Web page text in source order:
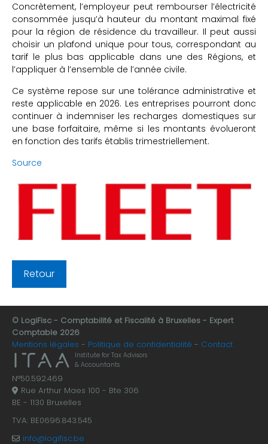
Concrètement, l’employeur peut rembourser l’électricité
consommée jusqu’à hauteur du montant maximal fixé
pour la région de résidence du travailleur. Il peut aussi
choisir un plafond unique pour tous, correspondant au
tarif le plus bas applicable dans une des Régions, et
l’appliquer à l’ensemble de l’année civile.
Ce système repose sur une tolérance administrative et
reste applicable en 2026. Les entreprises pourront donc
continuer à indemniser les recharges domestiques sur
une base forfaitaire, même si les montants évolueront
en fonction des tarifs établis trimestriellement.
Source
Retour
© LogiFisc - Comptabilité et Fiscalité à Bruxelles - Expert
Comptable 2026
Mentions légales
Politique de confidentialité Contact
Institute for Tax Advisors
& Accountants
N°50.592.469
Rue Arthur Maes 100 - Bte 306
BE - 1130 Bruxelles
TVA: BE0696.843.545
info@logifisc.be